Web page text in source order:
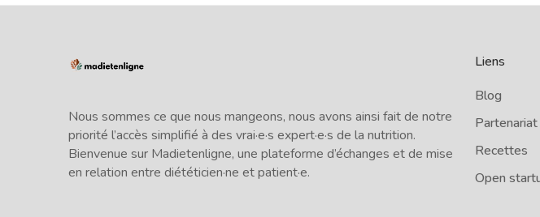
Nous sommes ce que nous mangeons, nous avons ainsi fait de notre
priorité l’accès simplifié à des vrai·e·s expert·e·s de la nutrition.
Bienvenue sur Madietenligne, une plateforme d’échanges et de mise
en relation entre diététicien·ne et patient·e.
Liens
Blog
Partenariat
Recettes
Open